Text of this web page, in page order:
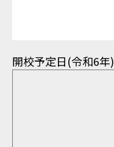
開校予定日(令和6年)